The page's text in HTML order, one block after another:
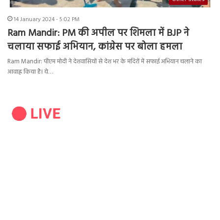
14 January 2024 - 5:02 PM
Ram Mandir: PM की अपील पर शिमला में BJP ने
चलाया सफाई अभियान, कांग्रेस पर बोला हमला
Ram Mandir: पीएम मोदी ने देशवासियों से देश भर के मंदिरों में सफाई अभियान चलाने का
आवाह्न किया है। ये…